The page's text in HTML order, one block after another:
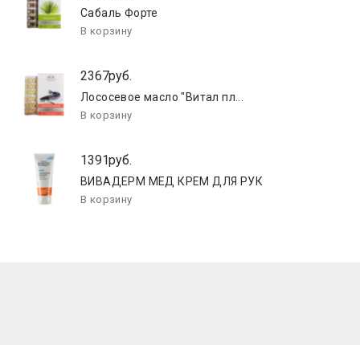
Сабаль Форте
2367руб.
Лососевое масло "Витал пл...
1391руб.
ВИВАДЕРМ МЕД КРЕМ ДЛЯ РУК